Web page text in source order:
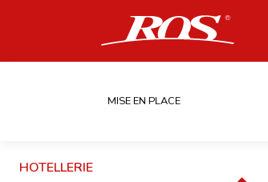
MISE EN PLACE
HOTELLERIE